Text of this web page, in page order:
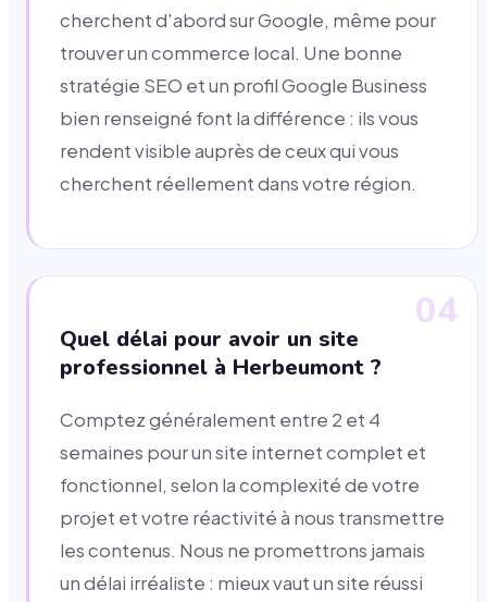
cherchent d'abord sur Google, même pour
trouver un commerce local. Une bonne
stratégie SEO et un profil Google Business
bien renseigné font la différence : ils vous
rendent visible auprès de ceux qui vous
cherchent réellement dans votre région.
04
Quel délai pour avoir un site
professionnel à Herbeumont ?
Comptez généralement entre 2 et 4
semaines pour un site internet complet et
fonctionnel, selon la complexité de votre
projet et votre réactivité à nous transmettre
les contenus. Nous ne promettrons jamais
un délai irréaliste : mieux vaut un site réussi